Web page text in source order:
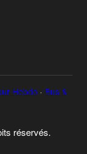
Hebdo · Bus &
réservés.